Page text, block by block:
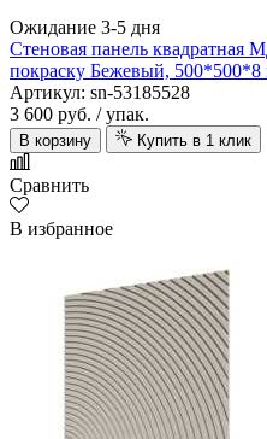
Ожидание 3-5 дня
Стеновая панель
покраску Бежевый,
Артикул: sn-53185528
3 600 руб. / упак.
В корзину Купить в 1 клик
Сравнить
В избранное